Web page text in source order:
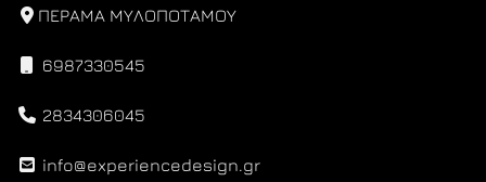
ΠΕΡΑΜΑ ΜΥΛΟΠΟΤΑΜΟΥ
6987330545
2834306045
info@experiencedesign.gr